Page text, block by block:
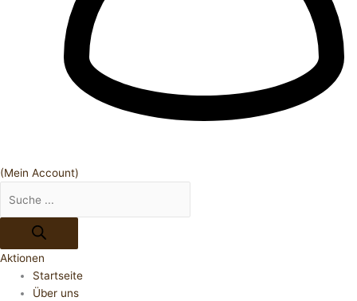
(Mein Account)
Aktionen
Startseite
Über uns